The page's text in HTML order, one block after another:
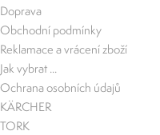
Doprava
Obchodní podmínky
Reklamace a vrácení zboží
Jak vybrat ...
Ochrana osobních údajů
KÄRCHER
TORK